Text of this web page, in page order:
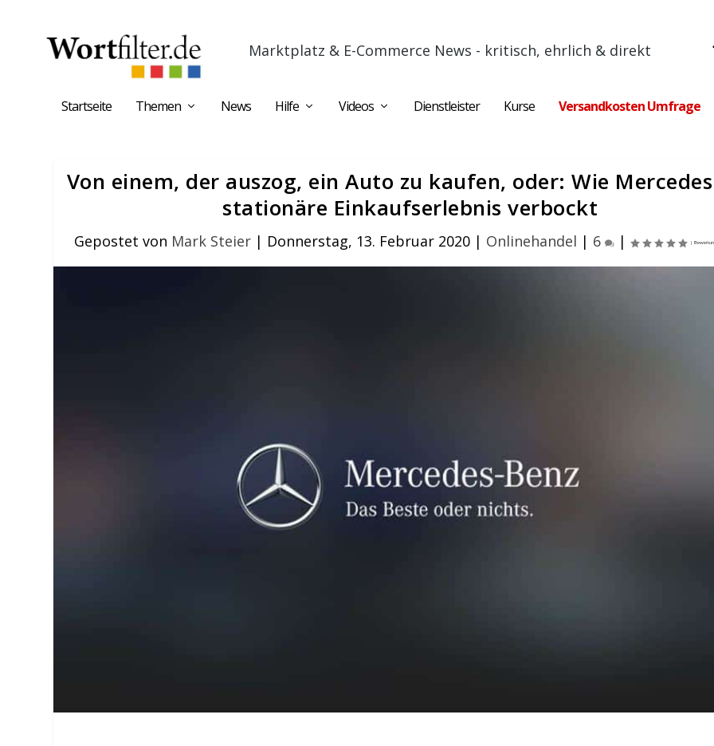
Marktplatz & E-Commerce News - kritisch, ehrlich & direkt
Startseite Themen News Hilfe Videos Dienstleister Kurse Versandkosten Umfrage
Von einem, der auszog, ein Auto zu kaufen, oder: Wie
stationäre Einkaufserlebnis verbockt
Gepostet von Mark Steier| Donnerstag, 13. Februar 2020| Onlinehandel | 6 |